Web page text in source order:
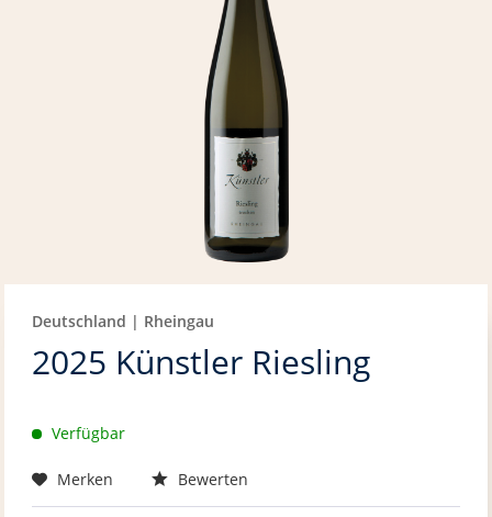
Deutschland | Rheingau
2025 Künstler Riesling
Verfügbar
Merken Bewerten